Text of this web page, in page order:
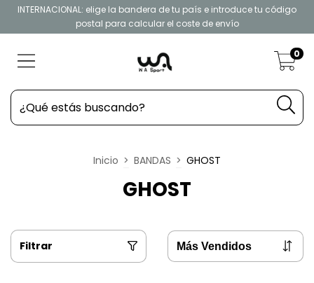
INTERNACIONAL: elige la bandera de tu país e introduce tu código
postal para calcular el coste de envío
0
Inicio > BANDAS > GHOST
GHOST
Filtrar